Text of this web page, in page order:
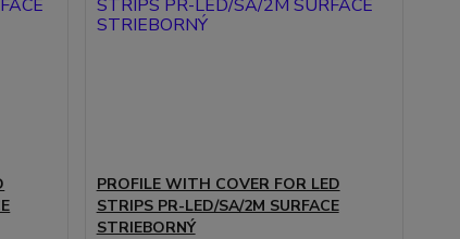
PROFILE WITH COVER FOR LED
STRIPS PR-LED/SA/2M SURFACE
STRIEBORNÝ